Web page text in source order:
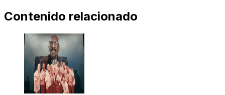
Contenido relacionado